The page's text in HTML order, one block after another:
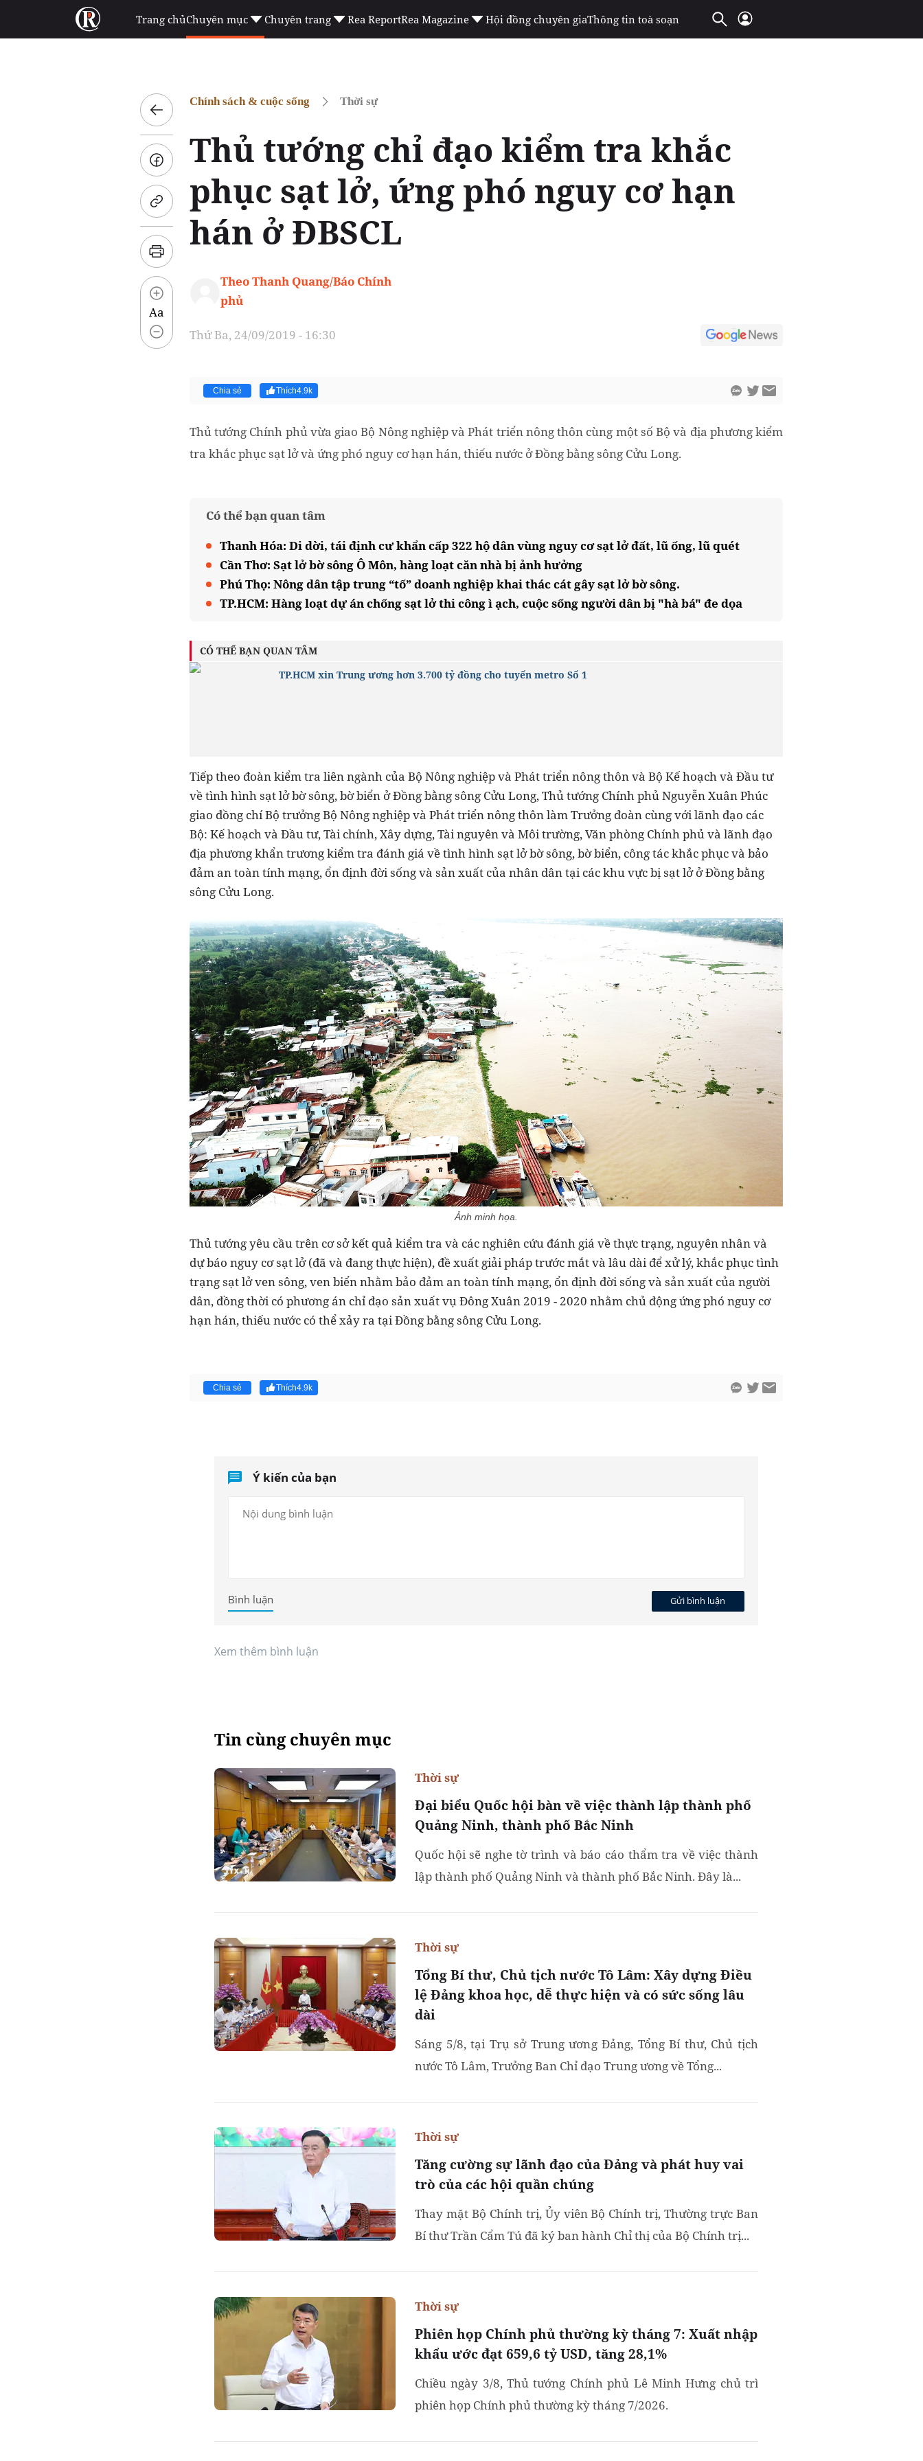
Trang chủChuyên mục Chuyên trang Rea ReportRea Magazine Hội đồng chuyên giaThông tin toà soạn
Aa
Chính sách & cuộc sống Thời sự
Thủ tướng chỉ đạo kiểm tra khắc
phục sạt lở, ứng phó nguy cơ hạn
hán ở ĐBSCL
Theo Thanh Quang/Báo Chính
phủ
Thứ Ba, 24/09/2019 - 16:30
Chia sẻ Thích4.9k
Thủ tướng Chính phủ vừa giao Bộ Nông nghiệp và Phát triển nông thôn cùng một số Bộ và địa phương kiểm
tra khắc phục sạt lở và ứng phó nguy cơ hạn hán, thiếu nước ở Đồng bằng sông Cửu Long.
Có thể bạn quan tâm
Thanh Hóa: Di dời, tái định cư khẩn cấp 322 hộ dân vùng nguy cơ sạt lở đất, lũ ống, lũ quét
Cần Thơ: Sạt lở bờ sông Ô Môn, hàng loạt căn nhà bị ảnh hưởng
Phú Thọ: Nông dân tập trung “tố” doanh nghiệp khai thác cát gây sạt lở bờ sông.
TP.HCM: Hàng loạt dự án chống sạt lở thi công ì ạch, cuộc sống người dân bị "hà bá" đe dọa
CÓ THỂ BẠN QUAN TÂM
TP.HCM xin Trung ương hơn 3.700 tỷ đồng cho tuyến metro Số 1
Tiếp theo đoàn kiểm tra liên ngành của Bộ Nông nghiệp và Phát triển nông thôn và Bộ Kế hoạch và Đầu tư
về tình hình sạt lở bờ sông, bờ biển ở Đồng bằng sông Cửu Long, Thủ tướng Chính phủ Nguyễn Xuân Phúc
giao đồng chí Bộ trưởng Bộ Nông nghiệp và Phát triển nông thôn làm Trưởng đoàn cùng với lãnh đạo các
Bộ: Kế hoạch và Đầu tư, Tài chính, Xây dựng, Tài nguyên và Môi trường, Văn phòng Chính phủ và lãnh đạo
địa phương khẩn trương kiểm tra đánh giá về tình hình sạt lở bờ sông, bờ biển, công tác khắc phục và bảo
đảm an toàn tính mạng, ổn định đời sống và sản xuất của nhân dân tại các khu vực bị sạt lở ở Đồng bằng
sông Cửu Long.
Ảnh minh họa.
Thủ tướng yêu cầu trên cơ sở kết quả kiểm tra và các nghiên cứu đánh giá về thực trạng, nguyên nhân và
dự báo nguy cơ sạt lở (đã và đang thực hiện), đề xuất giải pháp trước mắt và lâu dài để xử lý, khắc phục tình
trạng sạt lở ven sông, ven biển nhằm bảo đảm an toàn tính mạng, ổn định đời sống và sản xuất của người
dân, đồng thời có phương án chỉ đạo sản xuất vụ Đông Xuân 2019 - 2020 nhằm chủ động ứng phó nguy cơ
hạn hán, thiếu nước có thể xảy ra tại Đồng bằng sông Cửu Long.
Chia sẻ Thích4.9k
Ý kiến của bạn
Gửi bình luận
Bình luận
Xem thêm bình luận
Tin cùng chuyên mục
Đại biểu Quốc hội bàn về việc thành lập thành phố
Quảng Ninh, thành phố Bắc Ninh
Thời sự
Quốc hội sẽ nghe tờ trình và báo cáo thẩm tra về việc thành
lập thành phố Quảng Ninh và thành phố Bắc Ninh. Đây là...
Tổng Bí thư, Chủ tịch nước Tô Lâm: Xây dựng Điều
lệ Đảng khoa học, dễ thực hiện và có sức sống lâu
dài
Thời sự
Sáng 5/8, tại Trụ sở Trung ương Đảng, Tổng Bí thư, Chủ tịch
nước Tô Lâm, Trưởng Ban Chỉ đạo Trung ương về Tổng...
Tăng cường sự lãnh đạo của Đảng và phát huy vai
trò của các hội quần chúng
Thời sự
Thay mặt Bộ Chính trị, Ủy viên Bộ Chính trị, Thường trực Ban
Bí thư Trần Cẩm Tú đã ký ban hành Chỉ thị của Bộ Chính trị...
Phiên họp Chính phủ thường kỳ tháng 7: Xuất nhập
khẩu ước đạt 659,6 tỷ USD, tăng 28,1%
Thời sự
Chiều ngày 3/8, Thủ tướng Chính phủ Lê Minh Hưng chủ trì
phiên họp Chính phủ thường kỳ tháng 7/2026.